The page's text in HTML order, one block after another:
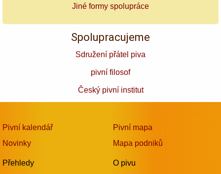
Jiné formy spolupráce
Spolupracujeme
Sdružení přátel piva
pivní filosof
Český pivní institut
Pivní kalendář
Novinky
Přehledy
Pivní mapa
Mapa podniků
O pivu